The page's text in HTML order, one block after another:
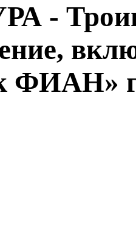
-
ФИАН»